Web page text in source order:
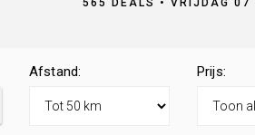
565 DEALS • VRIJDAG 07
Afstand: Prijs: